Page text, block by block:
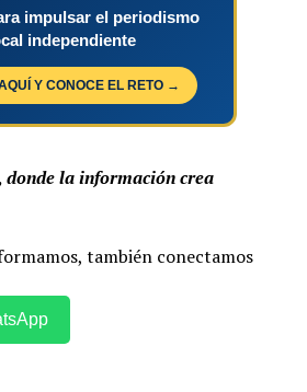
impulsar el periodismo
independiente
Y CONOCE EL RETO →
donde la información crea
también conectamos